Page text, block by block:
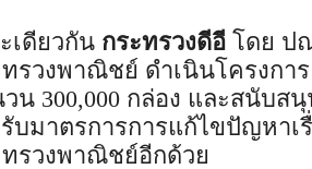
เดียวกัน กระทรวงดีอี โดย ป
รวงพาณิชย์ ดำเนินโครงกา
น 300,000 กล่อง และสนับส
บมาตรการการแก้ไขปัญหาเ
ทรวงพาณิชย์อีกด้วย